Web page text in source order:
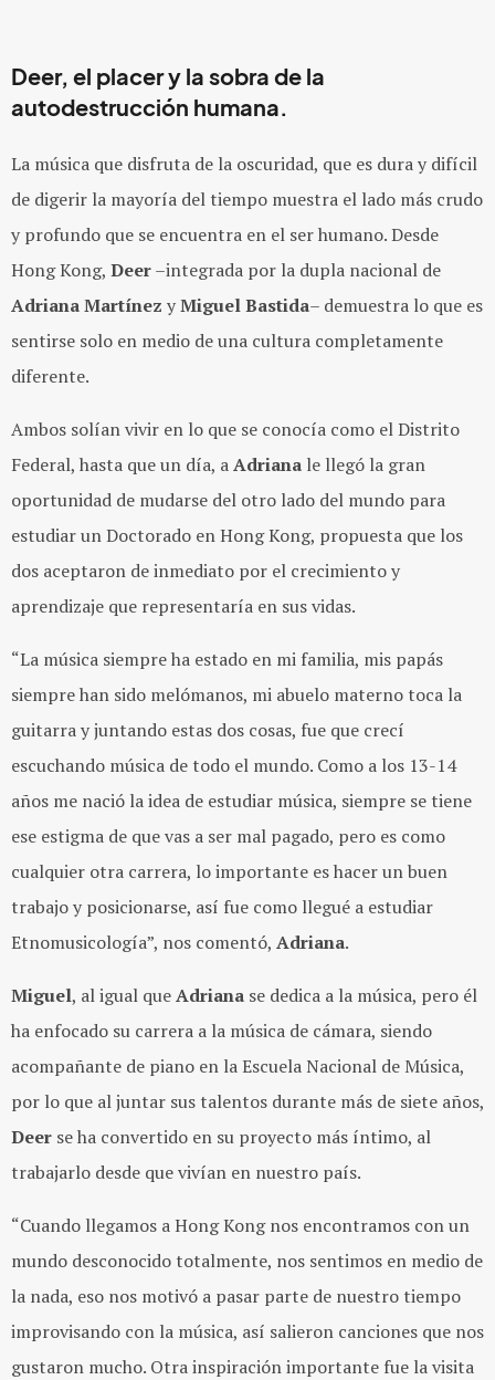
Deer, el placer y la sobra de la
autodestrucción humana.
La música que disfruta de la oscuridad, que es dura y difícil
de digerir la mayoría del tiempo muestra el lado más crudo
y profundo que se encuentra en el ser humano. Desde
Hong Kong, Deer–integrada por la dupla nacional de
Adriana Martínez yMiguel Bastida– demuestra lo que es
sentirse solo en medio de una cultura completamente
diferente.
Ambos solían vivir en lo que se conocía como el Distrito
Federal, hasta que un día, aAdriana le llegó la gran
oportunidad de mudarse del otro lado del mundo para
estudiar un Doctorado en Hong Kong, propuesta que los
dos aceptaron de inmediato por el crecimiento y
aprendizaje que representaría en sus vidas.
“La música siempre ha estado en mi familia, mis papás
siempre han sido melómanos, mi abuelo materno toca la
guitarra y juntando estas dos cosas, fue que crecí
escuchando música de todo el mundo. Como a los 13-14
años me nació la idea de estudiar música, siempre se tiene
ese estigma de que vas a ser mal pagado, pero es como
cualquier otra carrera, lo importante es hacer un buen
trabajo y posicionarse, así fue como llegué a estudiar
Etnomusicología”, nos comentó, Adriana.
Miguel, al igual queAdriana se dedica a la música, pero él
ha enfocado su carrera a la música de cámara, siendo
acompañante de piano en la Escuela Nacional de Música,
por lo que al juntar sus talentos durante más de siete años,
Deer se ha convertido en su proyecto más íntimo, al
trabajarlo desde que vivían en nuestro país.
“Cuando llegamos a Hong Kong nos encontramos con un
mundo desconocido totalmente, nos sentimos en medio de
la nada, eso nos motivó a pasar parte de nuestro tiempo
improvisando con la música, así salieron canciones que nos
gustaron mucho. Otra inspiración importante fue la visita